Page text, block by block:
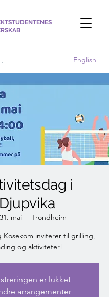
English
i
Djupvika
mai
  |
Trondheim
Kosekom inviterer til grilling,
og aktiviteter!
er lukket
arrangementer